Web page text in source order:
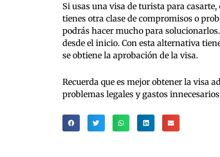
Si usas una visa de turista para
tienes otra clase de compromisos o
podrás hacer mucho para
desde el inicio. Con esta alternativa
se obtiene la aprobación de la visa.
Recuerda que es mejor obtener la visa
problemas legales y gastos